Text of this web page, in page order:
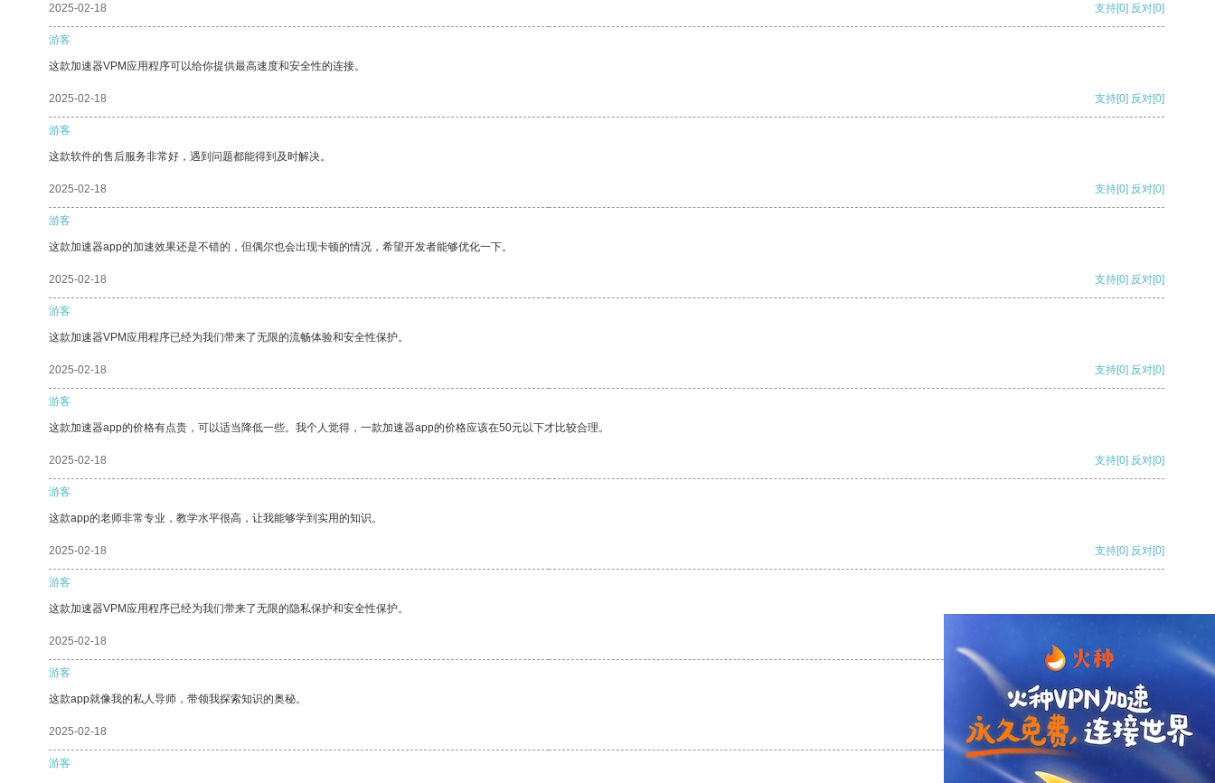
2025-02-18 支持[0] 反对[0]
游客
这款加速器VPM应用程序可以给你提供最高速度和安全性的连接。
2025-02-18 支持[0] 反对[0]
游客
这款软件的售后服务非常好，遇到问题都能得到及时解决。
2025-02-18 支持[0] 反对[0]
游客
这款加速器app的加速效果还是不错的，但偶尔也会出现卡顿的情况，希望开发者能够优化一下。
2025-02-18 支持[0] 反对[0]
游客
这款加速器VPM应用程序已经为我们带来了无限的流畅体验和安全性保护。
2025-02-18 支持[0] 反对[0]
游客
这款加速器app的价格有点贵，可以适当降低一些。我个人觉得，一款加速器app的价格应该在50元以下才比较合理。
2025-02-18 支持[0] 反对[0]
游客
这款app的老师非常专业，教学水平很高，让我能够学到实用的知识。
2025-02-18 支持[0] 反对[0]
游客
这款加速器VPM应用程序已经为我们带来了无限的隐私保护和安全性保护。
2025-02-18
游客
这款app就像我的私人导师，带领我探索知识的奥秘。
2025-02-18 支持 [0] 反对[0]
游客